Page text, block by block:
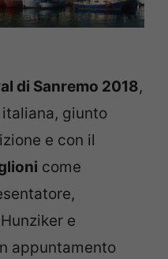
di Sanremo 2018,
giunto
e con il
come
e
appuntamento